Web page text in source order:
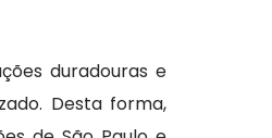
duradouras e
Desta forma,